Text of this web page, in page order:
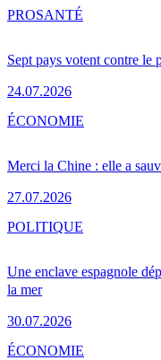
Sept pays votent contre le
24.07.2026
PROSANTÉ
Merci la Chine : elle a
27.07.2026
ÉCONOMIE
Une enclave espagnole
la mer
30.07.2026
POLITIQUE
ÉCONOMIE